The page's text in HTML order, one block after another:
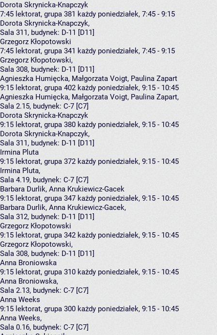
Dorota Skrynicka-Knapczyk
7:45 lektorat, grupa 381 każdy poniedziałek, 7:45 - 9:15
Dorota Skrynicka-Knapczyk,
Sala 311, budynek: D-11 [D11]
Grzegorz Kłopotowski
7:45 lektorat, grupa 341 każdy poniedziałek, 7:45 - 9:15
Grzegorz Kłopotowski,
Sala 308, budynek: D-11 [D11]
Agnieszka Humięcka, Małgorzata Voigt, Paulina Zapart
9:15 lektorat, grupa 402 każdy poniedziałek, 9:15 - 10:45
Agnieszka Humięcka, Małgorzata Voigt, Paulina Zapart,
Sala 2.15, budynek: C-7 [C7]
Dorota Skrynicka-Knapczyk
9:15 lektorat, grupa 380 każdy poniedziałek, 9:15 - 10:45
Dorota Skrynicka-Knapczyk,
Sala 311, budynek: D-11 [D11]
Irmina Pluta
9:15 lektorat, grupa 372 każdy poniedziałek, 9:15 - 10:45
Irmina Pluta,
Sala 4.19, budynek: C-7 [C7]
Barbara Durlik, Anna Krukiewicz-Gacek
9:15 lektorat, grupa 347 każdy poniedziałek, 9:15 - 10:45
Barbara Durlik, Anna Krukiewicz-Gacek,
Sala 312, budynek: D-11 [D11]
Grzegorz Kłopotowski
9:15 lektorat, grupa 342 każdy poniedziałek, 9:15 - 10:45
Grzegorz Kłopotowski,
Sala 308, budynek: D-11 [D11]
Anna Broniowska
9:15 lektorat, grupa 310 każdy poniedziałek, 9:15 - 10:45
Anna Broniowska,
Sala 2.13, budynek: C-7 [C7]
Anna Weeks
9:15 lektorat, grupa 300 każdy poniedziałek, 9:15 - 10:45
Anna Weeks,
Sala 0.16, budynek: C-7 [C7]